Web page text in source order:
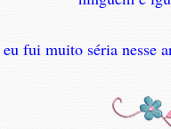
fui muito séria nesse